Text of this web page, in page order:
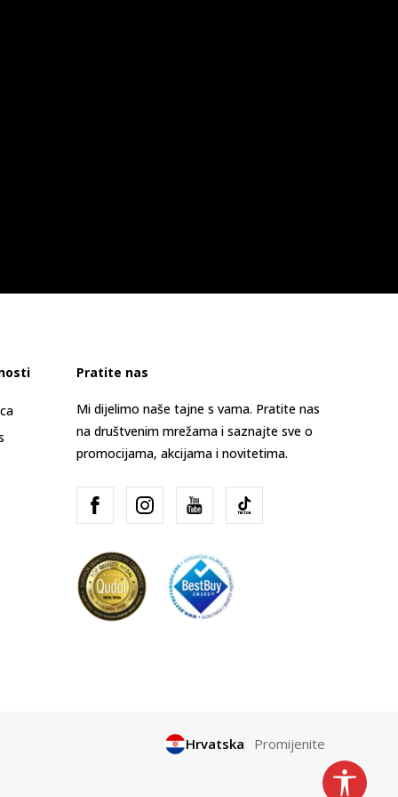
Pratite nas
Mi dijelimo naše tajne s vama. Pratite nas
na društvenim mrežama i saznajte sve o
promocijama, akcijama i novitetima.
Hrvatska Promijenite